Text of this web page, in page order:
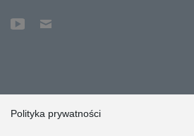
Polityka prywatności